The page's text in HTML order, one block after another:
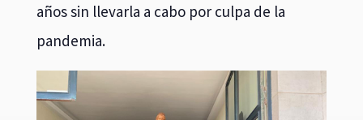
años sin llevarla a cabo por culpa de la
pandemia.